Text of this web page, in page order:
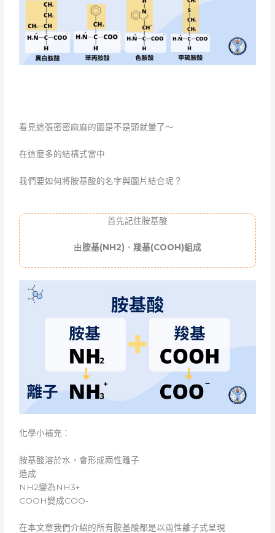
看見這張密密麻麻的圖是不是頭就暈了～
在這麼多的結構式當中
我們要如何將胺基酸的名字與圖片結合呢？
首先記住胺基酸
由胺基(NH2) 、 羧基(COOH)組成
化學小補充：
胺基酸溶於水，會形成兩性離子
造成
NH2變為NH3+
COOH變成COO-
在本文章我們介紹的所有胺基酸都是以兩性離子式呈現